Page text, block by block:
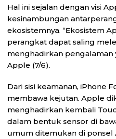
Hal ini sejalan dengan visi
kesinambungan
ekosistemnya. “Ekosistem
perangkat dapat saling
menghadirkan pengalaman
Apple (7/6).
Dari sisi keamanan, iPhone
membawa kejutan. Apple
menghadirkan kembali
dalam bentuk sensor di
umum ditemukan di ponsel